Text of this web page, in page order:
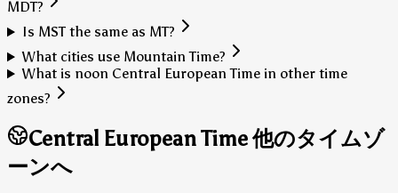
MDT?
Is MST the same as MT?
What cities use Mountain Time?
What is noon Central European Time in other time
zones?
Central European Time 他のタイムゾ
ーンへ